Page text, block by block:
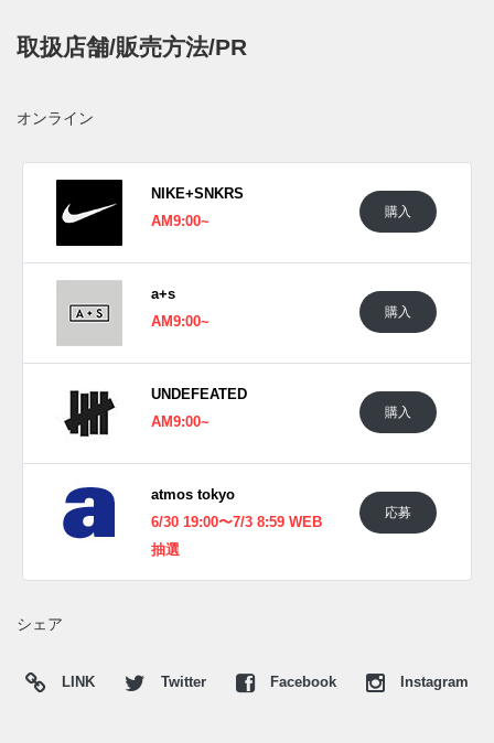
するアシンメトリーなシューレースシステムが特徴的なこの
による質感のコントラストを生み出している。またシューレ
ースシステム部分は大きく取り、そこにはクイックシューレ
ースシステムが組み込まれている。シュータンは長めに設計
し、中央に切れ込みを入れることで足にフィットする作り
なものに変更して装着。ヒールやシュータンには
"SOULGOODS" の象徴である虎ロゴやブランドネームが入
UPDATE
日本国内では2026年7月11日にナイキ取扱店にて発売予定。
価格は23,980円 (税込)。 また新たな情報が入り次第、スニー
やFacebook
取扱店舗/販売方法/PR
オンライン
NIKE+SNKRS
AM9:00~
購入
a+s
AM9:00~
購入
UNDEFEATED
AM9:00~
購入
atmos tokyo
6/30 19:00〜7/3 8:59 WEB
抽選
応募
シェア
LINK Twitter Facebook Instagram